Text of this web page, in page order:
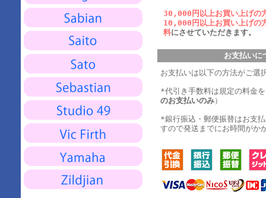
30,000円以上お買い上げの
10,000円以上お買い上げの
料にさせていただきます。
お支払いに
お支払いは以下の方法がご選
*代引き手数料は規定の料金
のお支払いのみ）
*銀行振込・郵便振替はお支
すので発送までにお時間がか